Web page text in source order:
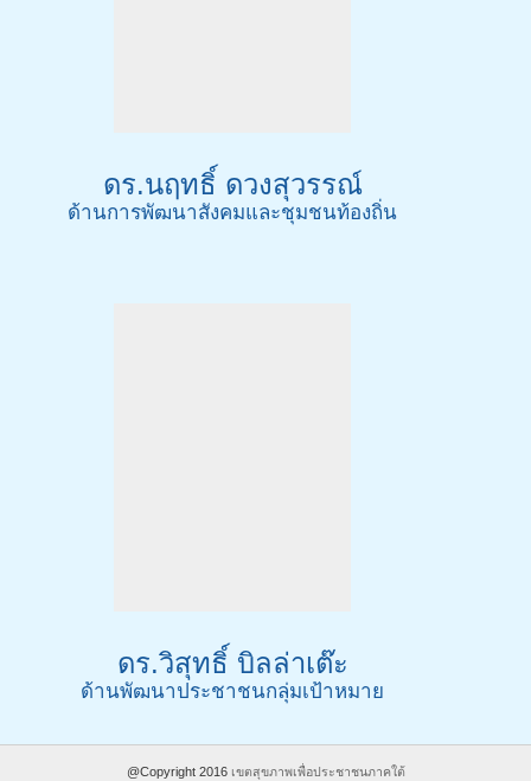
ดร.นฤทธิ์ ดวงสุวรรณ์
ด้านการพัฒนาสังคมและชุมชนท้องถิ่น
ดร.วิสุทธิ์ บิลล่าเต๊ะ
ด้านพัฒนาประชาชนกลุ่มเป้าหมาย
@Copyright 2016 เขตสุขภาพเพื่อประชาชนภาคใต้